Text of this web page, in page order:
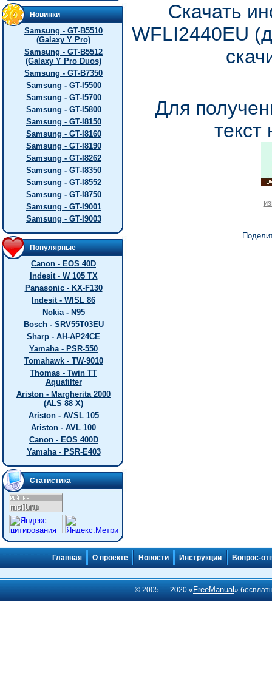
Новинки
Samsung - GT-B5510
(Galaxy Y Pro)
Samsung - GT-B5512
(Galaxy Y Pro Duos)
Samsung - GT-B7350
Samsung - GT-I5500
Samsung - GT-I5700
Samsung - GT-I5800
Samsung - GT-I8150
Samsung - GT-I8160
Samsung - GT-I8190
Samsung - GT-I8262
Samsung - GT-I8350
Samsung - GT-I8552
Samsung - GT-I8750
Samsung - GT-I9001
Samsung - GT-I9003
Популярные
Canon - EOS 40D
Indesit - W 105 TX
Panasonic - KX-F130
Indesit - WISL 86
Nokia - N95
Bosch - SRV55T03EU
Sharp - AH-AP24CE
Yamaha - PSR-550
Tomahawk - TW-9010
Thomas - Twin TT
Aquafilter
Ariston - Margherita 2000
(ALS 88 X)
Ariston - AVSL 105
Ariston - AVL 100
Canon - EOS 400D
Yamaha - PSR-E403
Статистика
Скачать
WFLI2440EU
Для
текст
Главная О проекте Новости Инструкции Вопрос-
© 2005 — 2020 « FreeManual»